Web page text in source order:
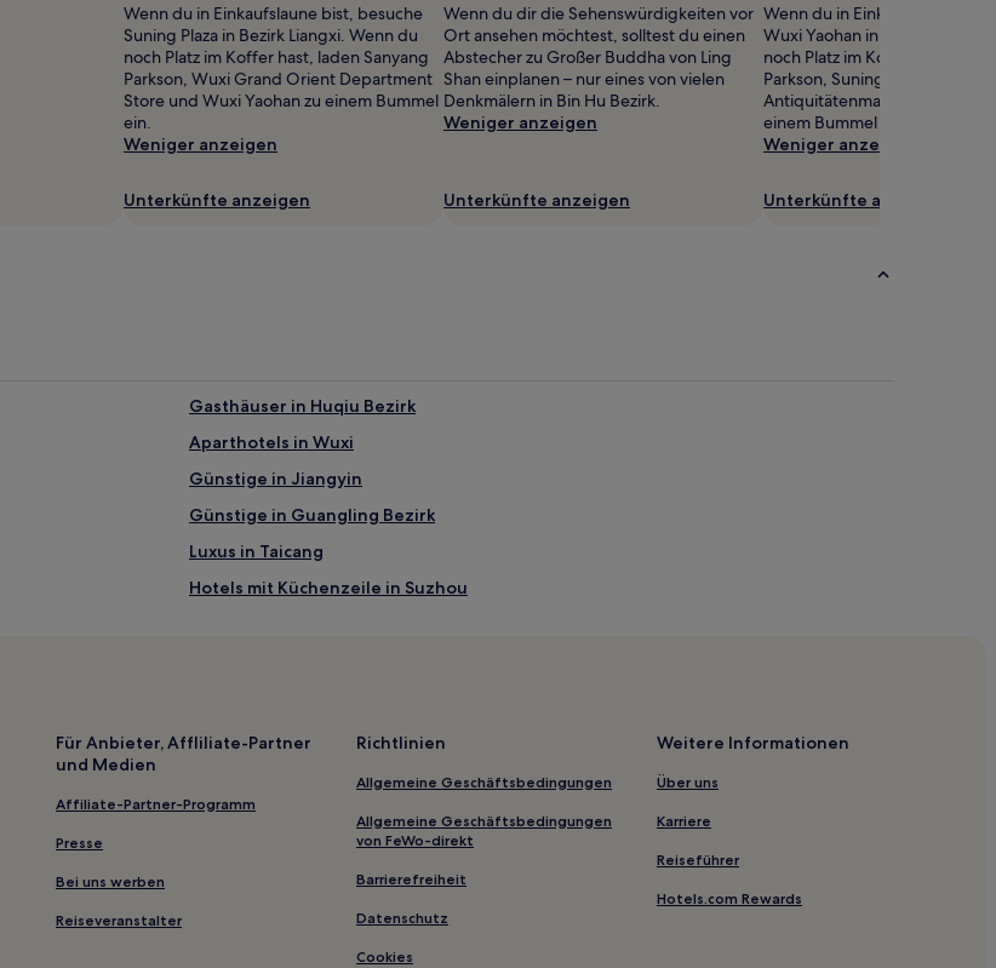
Wenn du in Einkaufslaune bist, besuche
Suning Plaza in Bezirk Liangxi. Wenn du
noch Platz im Koffer hast, laden Sanyang
Parkson, Wuxi Grand Orient Department
Store und Wuxi Yaohan zu einem Bummel
ein.
Weniger anzeigen
Unterkünfte anzeigen
Wenn du dir die Sehenswürdigkeiten vor
Ort ansehen möchtest, solltest du einen
Abstecher zu Großer Buddha von Ling
Shan einplanen – nur eines von vielen
Denkmälern in Bin Hu Bezirk.
Weniger anzeigen
Unterkünfte anzeigen
Wenn du in Einkaufslaune
Wuxi Yaohan in Bezirk Liangxi.
noch Platz im Koffer hast,
Parkson, Suning Plaza und
Antiquitätenmarkt am Tempel
einem Bummel ein.
Weniger anzeigen
Unterkünfte anzeigen
Gasthäuser in Huqiu Bezirk
Aparthotels in Wuxi
Günstige in Jiangyin
Günstige in Guangling Bezirk
Luxus in Taicang
Hotels mit Küchenzeile in Suzhou
Günstige in Zhangjiagang
Luxus in Wuxi
Günstige in Jingjiang
Günstige in Kunshan
Günstige in Wuzhong
Für Anbieter, Affliliate-Partner
und Medien
Affiliate-Partner-Programm
Presse
Bei uns werben
Reiseveranstalter
Richtlinien
Allgemeine Geschäftsbedingungen
Allgemeine Geschäftsbedingungen
von FeWo-direkt
Barrierefreiheit
Datenschutz
Cookies
Weitere Informationen
Über uns
Karriere
Reiseführer
Hotels.com Rewards